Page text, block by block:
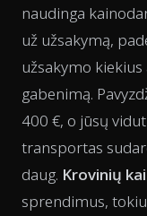
naudinga
už užsakymą,
užsakymo
gabenimą.
400 €, o jūsų
transportas
daug. Krovinių
sprendimus,